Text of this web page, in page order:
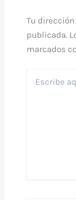
Tu
publicada.
marcados
aquí...